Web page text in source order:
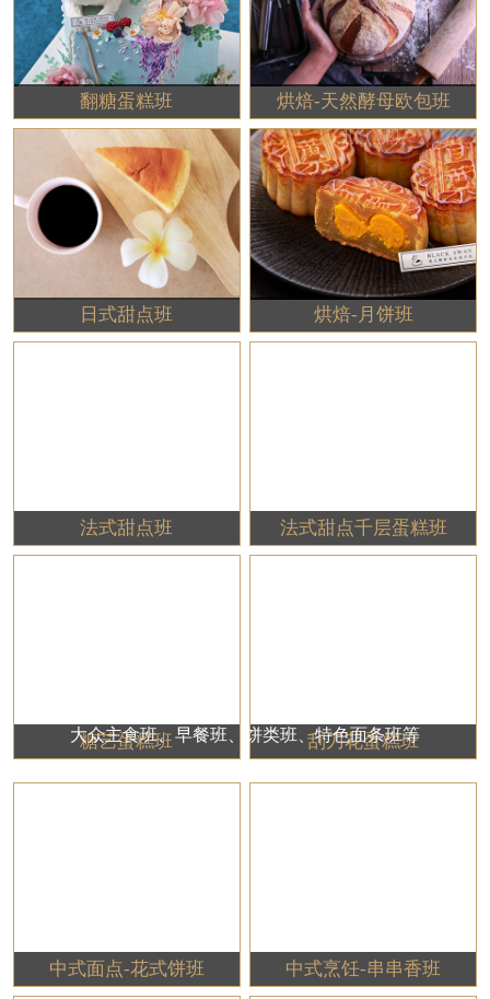
翻糖蛋糕班 烘焙-天然酵母欧包班
日式甜点班 烘焙-月饼班
法式甜点班 法式甜点千层蛋糕班
糖艺蛋糕班 刮刀花蛋糕班
大众主食班、早餐班、饼类班、特色面条班等
中式面点-花式饼班 中式烹饪-串串香班